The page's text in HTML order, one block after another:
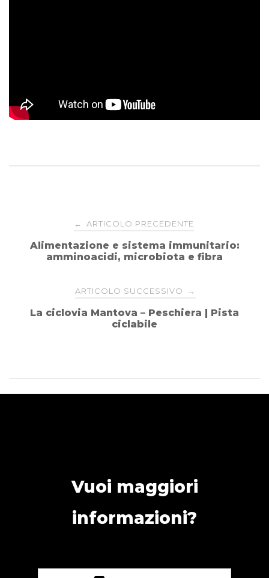
Navigazione
articoli
← ARTICOLO PRECEDENTE
Alimentazione e sistema immunitario:
amminoacidi, microbiota e fibra
ARTICOLO SUCCESSIVO →
La ciclovia Mantova – Peschiera | Pista
ciclabile
Vuoi maggiori
informazioni?